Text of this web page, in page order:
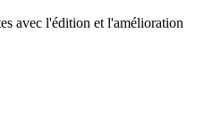
avec l'édition et l'amélioration